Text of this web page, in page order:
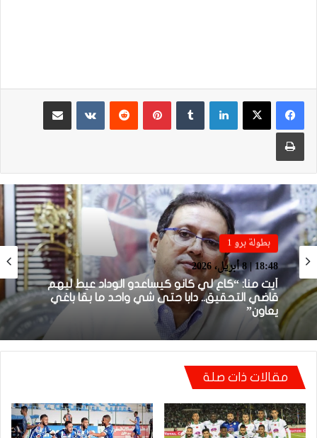
لينكدإن بينتيريست
مشاركة عبر البريد
طباعة
بطولة برو 1
18:48 | 8 أبريل، 2026
أيت منا: “كاع لي كانو كيساعدو الوداد عيط ليهم
قاضي التحقيق.. دابا حتى شي واحد ما بقا باغي
بطولة برو 1
22:23 | 6 أبريل، 2026
توالي النتائج السلبية يلاحق الوداد الرياضي بعد
تعادل جديد أمام الدفاع الحسني الجديدي
مقالات ذات صلة